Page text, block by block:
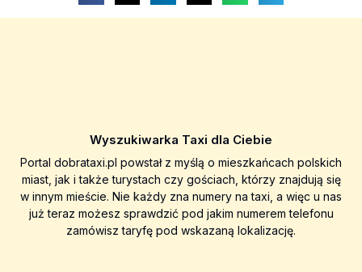
Wyszukiwarka Taxi dla Ciebie
Portal dobrataxi.pl powstał z myślą o mieszkańcach polskich
miast, jak i także turystach czy gościach, którzy znajdują się
w innym mieście. Nie każdy zna numery na taxi, a więc u nas
już teraz możesz sprawdzić pod jakim numerem telefonu
zamówisz taryfę pod wskazaną lokalizację.